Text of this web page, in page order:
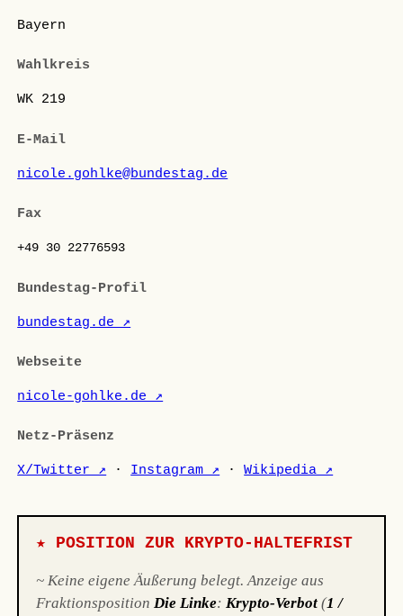
Bayern
Wahlkreis
WK 219
E-Mail
nicole.gohlke@bundestag.de
Fax
+49 30 22776593
Bundestag-Profil
bundestag.de ↗
Webseite
nicole-gohlke.de ↗
Netz-Präsenz
X/Twitter ↗ · Instagram ↗ ·Wikipedia ↗
★ POSITION ZUR KRYPTO-HALTEFRIST
~ Keine eigene Äußerung belegt. Anzeige aus
FraktionspositionDie Linke:Krypto-Verbot (1 /